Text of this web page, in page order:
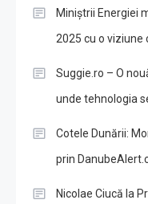
Miniștrii Energiei
2025 cu o viziune
Suggie.ro – O
unde tehnologia
Cotele Dunării:
prin
Nicolae Ciucă la